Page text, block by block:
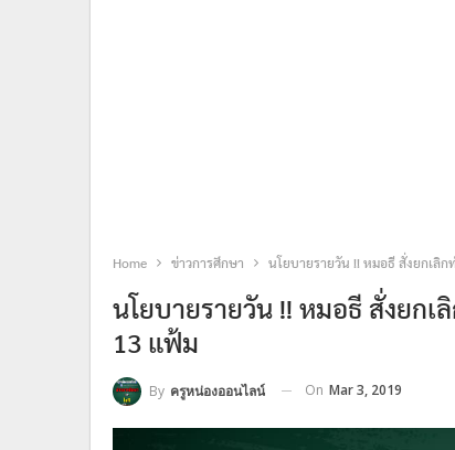
Home ข่าวการศึกษา นโยบายรายวัน !! หมอธี สั่งยกเลิ
นโยบายรายวัน !! หมอธี สั่งยก
13 แฟ้ม
By ครูหน่องออนไลน์ On Mar 3, 2019